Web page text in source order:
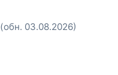
(обн. 03.08.2026)